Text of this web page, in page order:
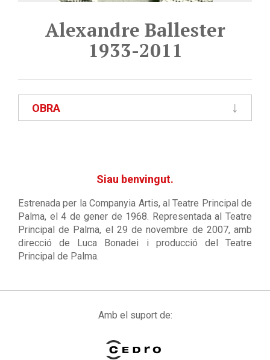
Alexandre Ballester
1933-2011
OBRA
Siau benvingut.
Estrenada per la Companyia Artis, al Teatre Principal de
Palma, el 4 de gener de 1968. Representada al Teatre
Principal de Palma, el 29 de novembre de 2007, amb
direcció de Luca Bonadei i producció del Teatre
Principal de Palma.
Amb el suport de: